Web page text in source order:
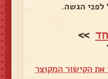
לפני הגשה.
>>
את הקישור המקוצר